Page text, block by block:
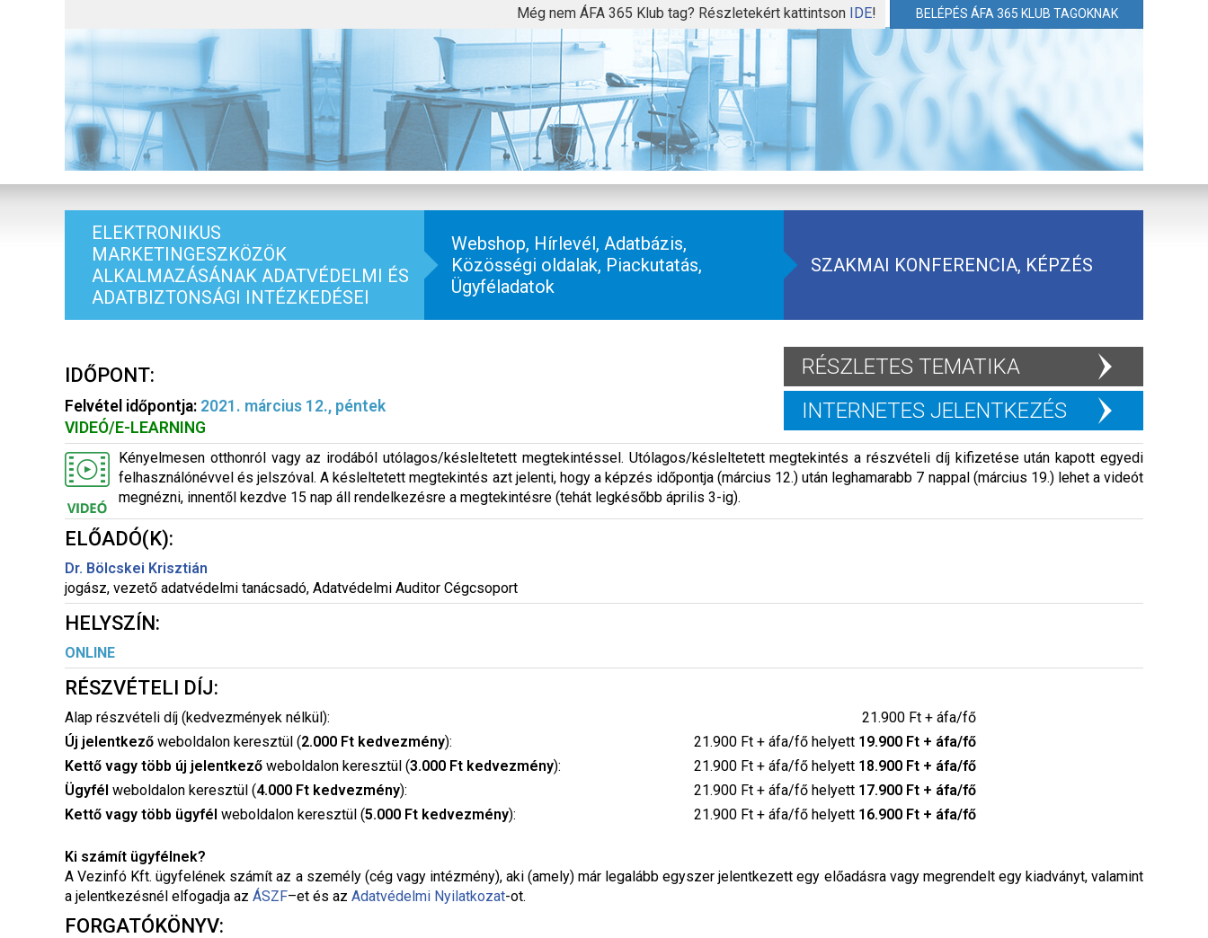
Még nem ÁFA 365 Klub tag? Részletekért kattintson IDE! BELÉPÉS ÁFA 365 KLUB TAGOKNAK
ELEKTRONIKUS
MARKETINGESZKÖZÖK
ALKALMAZÁSÁNAK ADATVÉDELMI ÉS
ADATBIZTONSÁGI INTÉZKEDÉSEI
Webshop, Hírlevél, Adatbázis,
Közösségi oldalak, Piackutatás,
Ügyféladatok
SZAKMAI KONFERENCIA, KÉPZÉS
RÉSZLETES TEMATIKA
INTERNETES JELENTKEZÉS
IDŐPONT:
Felvétel időpontja: 2021. március 12., péntek
VIDEÓ/E-LEARNING
Kényelmesen otthonról vagy az irodából utólagos/késleltetett megtekintéssel. Utólagos/késleltetett megtekintés a részvételi díj kifizetése után kapott egyedi
felhasználónévvel és jelszóval. A késleltetett megtekintés azt jelenti, hogy a képzés időpontja (március 12.) után leghamarabb 7 nappal (március 19.) lehet a videót
megnézni, innentől kezdve 15 nap áll rendelkezésre a megtekintésre (tehát legkésőbb április 3-ig).
ELŐADÓ(K):
Dr. Bölcskei Krisztián
jogász, vezető adatvédelmi tanácsadó, Adatvédelmi Auditor Cégcsoport
HELYSZÍN:
ONLINE
RÉSZVÉTELI DÍJ:
Alap részvételi díj (kedvezmények nélkül):
21.900 Ft + áfa/fő
Új jelentkező weboldalon keresztül (2.000 Ft kedvezmény): 21.900 Ft + áfa/fő helyett 19.900 Ft + áfa/fő
Kettő vagy több új jelentkező weboldalon keresztül (3.000 Ft kedvezmény): 21.900 Ft + áfa/fő helyett 18.900 Ft + áfa/fő
Ügyfél weboldalon keresztül (4.000 Ft kedvezmény): 21.900 Ft + áfa/fő helyett 17.900 Ft + áfa/fő
Kettő vagy több ügyfél weboldalon keresztül (5.000 Ft kedvezmény): 21.900 Ft + áfa/fő helyett 16.900 Ft + áfa/fő
Ki számít ügyfélnek?
A Vezinfó Kft. ügyfelének számít az a személy (cég vagy intézmény), aki (amely) már legalább egyszer jelentkezett egy előadásra vagy megrendelt egy kiadványt, valamint
a jelentkezésnél elfogadja az ÁSZF–et és az Adatvédelmi Nyilatkozat-ot.
FORGATÓKÖNYV: